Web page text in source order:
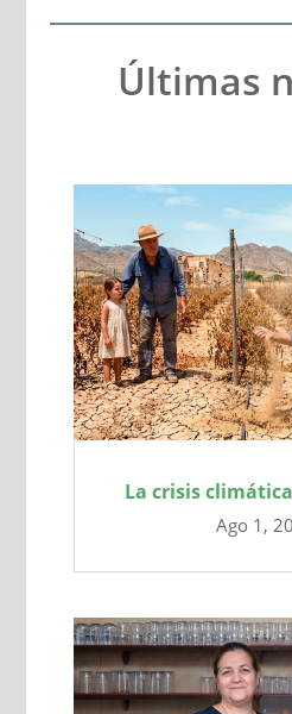
Últimas
La crisis
Ago 1,